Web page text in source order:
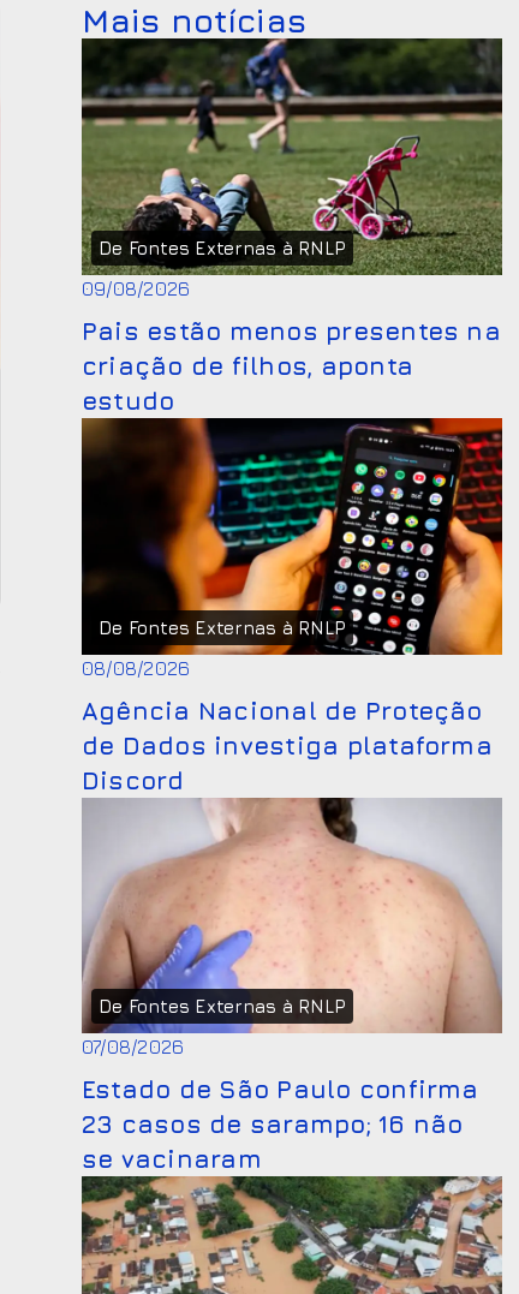
Mais notícias
De Fontes Externas à RNLP
09/08/2026
Pais estão menos presentes na
criação de filhos, aponta
estudo
De Fontes Externas à RNLP
08/08/2026
Agência Nacional de Proteção
de Dados investiga plataforma
Discord
De Fontes Externas à RNLP
07/08/2026
Estado de São Paulo confirma
23 casos de sarampo; 16 não
se vacinaram